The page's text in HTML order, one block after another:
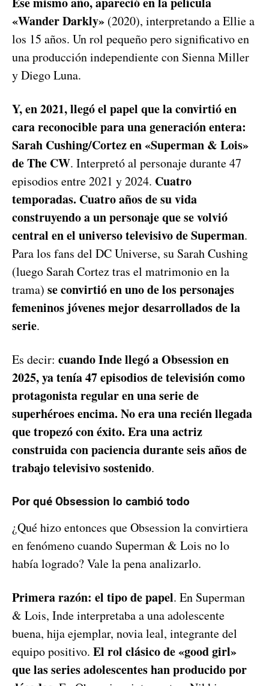
«Wander Darkly» (2020), interpretando a Ellie a
los 15 años. Un rol pequeño pero significativo en
una producción independiente con Sienna Miller
y Diego Luna.
Y, en 2021, llegó el papel que la convirtió en
cara reconocible para una generación entera:
Sarah Cushing/Cortez en «Superman & Lois»
de The CW. Interpretó al personaje durante 47
episodios entre 2021 y 2024. Cuatro
temporadas. Cuatro años de su vida
construyendo a un personaje que se volvió
central en el universo televisivo de Superman.
Para los fans del DC Universe, su Sarah Cushing
(luego Sarah Cortez tras el matrimonio en la
trama) se convirtió en uno de los personajes
femeninos jóvenes mejor desarrollados de la
serie.
Es decir: cuando Inde llegó a Obsession en
2025, ya tenía 47 episodios de televisión como
protagonista regular en una serie de
superhéroes encima. No era una recién llegada
que tropezó con éxito. Era una actriz
construida con paciencia durante seis años de
trabajo televisivo sostenido.
Por qué Obsession lo cambió todo
¿Qué hizo entonces que Obsession la convirtiera
en fenómeno cuando Superman & Lois no lo
había logrado? Vale la pena analizarlo.
Primera razón: el tipo de papel. En Superman
& Lois, Inde interpretaba a una adolescente
buena, hija ejemplar, novia leal, integrante del
equipo positivo. El rol clásico de «good girl»
que las series adolescentes han producido por